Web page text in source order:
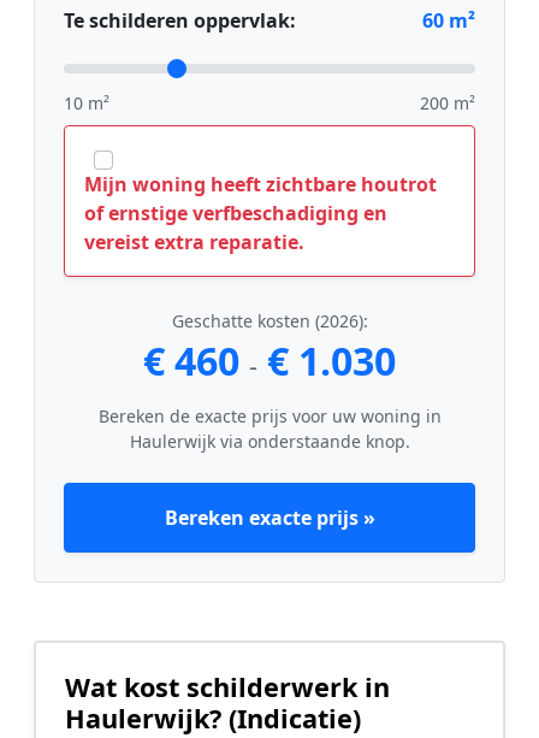
Te schilderen oppervlak: 60 m²
10 m² 200 m²
Mijn woning heeft zichtbare houtrot
of ernstige verfbeschadiging en
vereist extra reparatie.
Geschatte kosten (2026):
€ 460 - € 1.030
Bereken de exacte prijs voor uw woning in
Haulerwijk via onderstaande knop.
Bereken exacte prijs »
Wat kost schilderwerk in
Haulerwijk? (Indicatie)